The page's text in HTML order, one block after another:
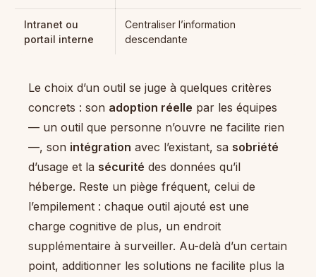
Intranet ou
portail interne
Centraliser l’information
descendante
Le choix d’un outil se juge à quelques critères
concrets : son adoption réelle par les équipes
— un outil que personne n’ouvre ne facilite rien
—, son intégration avec l’existant, sa sobriété
d’usage et la sécurité des données qu’il
héberge. Reste un piège fréquent, celui de
l’empilement : chaque outil ajouté est une
charge cognitive de plus, un endroit
supplémentaire à surveiller. Au-delà d’un certain
point, additionner les solutions ne facilite plus la